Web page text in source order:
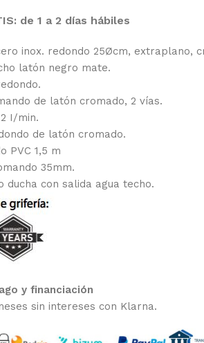
de 1 a 2 días hábiles
inox. redondo 25Øcm, extraplano,
latón negro mate.
de latón cromado, 2 vías.
I/min.
de latón cromado.
PVC 1,5 m
35mm.
ducha con salida agua techo.
y financiación
sin intereses con Klarna.